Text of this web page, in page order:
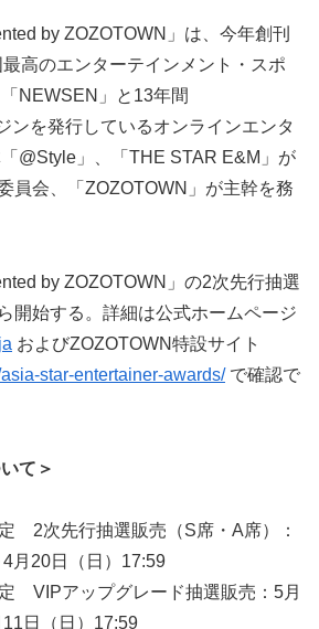
by ZOZOTOWN」は、今年創刊
高のエンターテインメント・スポ
NEWSEN」と13年間
ンを発行しているオンラインエンタ
@Style」、「THE STAR E&M」が
員会、「ZOZOTOWN」が主幹を務
by ZOZOTOWN」の2次先行抽選
開始する。詳細は公式ホームページ
およびZOZOTOWN特設サイト
star-entertainer-awards/で確認で
て＞
2次先行抽選販売（S席・A席）：
月20日（日）17:59
VIPアップグレード抽選販売：5月
日（日）17:59